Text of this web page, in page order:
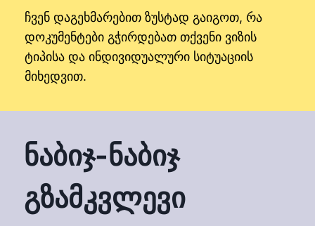
ჩვენ დაგეხმარებით ზუსტად გაიგოთ, რა
დოკუმენტები გჭირდებათ თქვენი ვიზის
ტიპისა და ინდივიდუალური სიტუაციის
მიხედვით.
ნაბიჯ-ნაბიჯ
გზამკვლევი